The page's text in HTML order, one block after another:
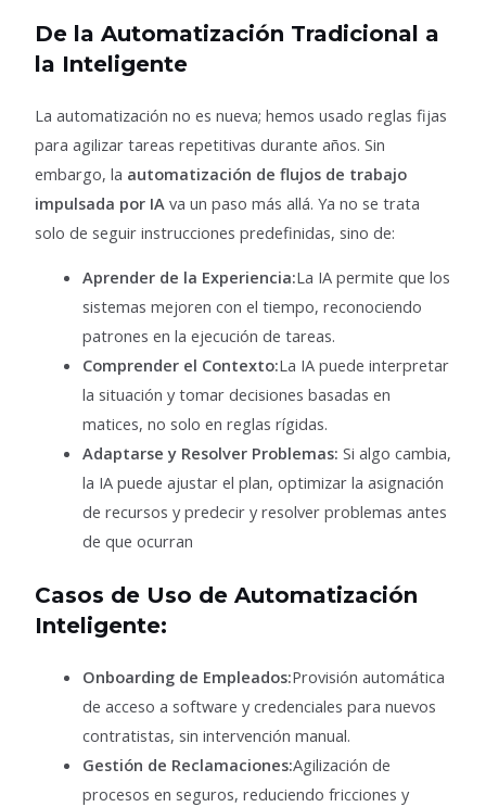
De la Automatización Tradicional a
la Inteligente
La automatización no es nueva; hemos usado reglas fijas
para agilizar tareas repetitivas durante años. Sin
embargo, la automatización de flujos de trabajo
impulsada por IA va un paso más allá. Ya no se trata
solo de seguir instrucciones predefinidas, sino de:
Aprender de la Experiencia:La IA permite que los
sistemas mejoren con el tiempo, reconociendo
patrones en la ejecución de tareas.
Comprender el Contexto:La IA puede interpretar
la situación y tomar decisiones basadas en
matices, no solo en reglas rígidas.
Adaptarse y Resolver Problemas: Si algo cambia,
la IA puede ajustar el plan, optimizar la asignación
de recursos y predecir y resolver problemas antes
de que ocurran
Casos de Uso de Automatización
Inteligente:
Onboarding de Empleados:Provisión automática
de acceso a software y credenciales para nuevos
contratistas, sin intervención manual.
Gestión de Reclamaciones:Agilización de
procesos en seguros, reduciendo fricciones y